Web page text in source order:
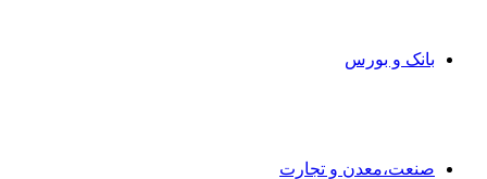
بانک و بورس
صنعت،معدن و تجارت